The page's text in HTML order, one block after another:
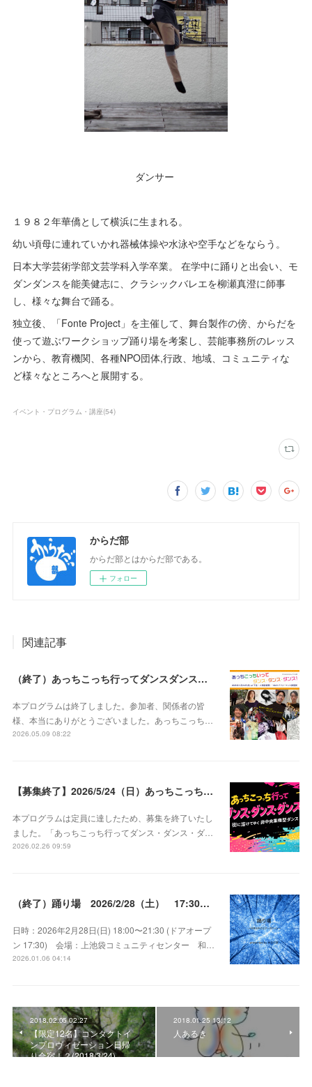
ダンサー
１９８２年華僑として横浜に生まれる。
幼い頃母に連れていかれ器械体操や水泳や空手などをならう。
日本大学芸術学部文芸学科入学卒業。 在学中に踊りと出会い、モ
ダンダンスを能美健志に、クラシックバレエを柳瀬真澄に師事
し、様々な舞台で踊る。
独立後、「Fonte Project」を主催して、舞台製作の傍、からだを
使って遊ぶワークショップ踊り場を考案し、芸能事務所のレッス
ンから、教育機関、各種NPO団体,行政、地域、コミュニティな
ど様々なところへと展開する。
イベント・プログラム・講座(54)
からだ部
からだ部とはからだ部である。
フォロー
関連記事
（終了）あっちこっち行ってダンスダンスダンス@北千住・人情芸術祭（2026/5/24 13:00〜17:00）
本プログラムは終了しました。参加者、関係者の皆
様、本当にありがとうございました。あっちこっち…
2026.05.09 08:22
【募集終了】2026/5/24（日）あっちこっち行ってダンス・ダンス・ダンス 参加者募集
本プログラムは定員に達したため、募集を終了いたし
ました。「あっちこっち行ってダンス・ダンス・ダ…
2026.02.26 09:59
（終了）踊り場 2026/2/28（土） 17:30〜21:30 ＠池袋
日時：2026年2月28日(日) 18:00〜21:30 (ドアオープ
ン 17:30) 会場：上池袋コミュニティセンター 和…
2026.01.06 04:14
2018.02.05 02:27
【限定12名】コンタクトイ
ンプロヴィゼーション日帰
り合宿！？(2018/3/24) …
2018.01.25 13:12
人あるき